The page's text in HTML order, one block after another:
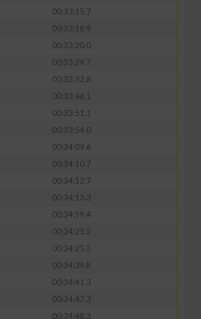
00:33:15.7
00:33:18.9
00:33:20.0
00:33:29.7
00:33:32.8
00:33:46.1
00:33:51.1
00:33:54.0
00:34:09.6
00:34:10.7
00:34:12.7
00:34:13.3
00:34:19.4
00:34:25.2
00:34:25.3
00:34:39.8
00:34:41.3
00:34:47.3
00:34:48.3